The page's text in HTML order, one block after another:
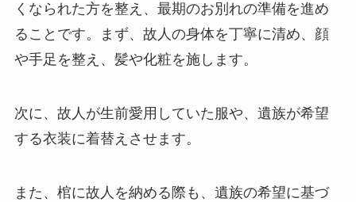
くなられた方を整え、最期のお別れの準備を進め
ることです。まず、故人の身体を丁寧に清め、顔
や手足を整え、髪や化粧を施します。
次に、故人が生前愛用していた服や、遺族が希望
する衣装に着替えさせます。
また、棺に故人を納める際も、遺族の希望に基づ